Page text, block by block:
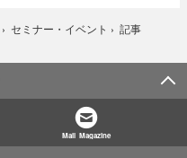
› セミナー・イベント › 記事
Mail Magazine